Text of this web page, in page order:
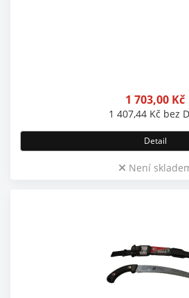
1 703,00 Kč
1 407,44 Kč bez
Detail
Není